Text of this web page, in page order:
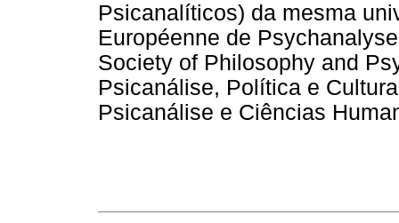
Psicanalíticos) da mesma
Européenne de
Society of Philosophy and
Psicanálise, Política e
Psicanálise e Ciências